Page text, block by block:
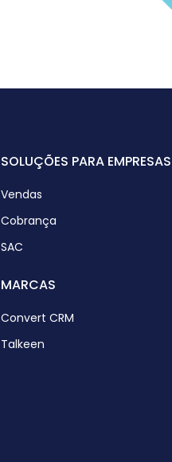
SOLUÇÕES PARA EMPRESAS
Vendas
Cobrança
SAC
MARCAS
Convert CRM
Talkeen